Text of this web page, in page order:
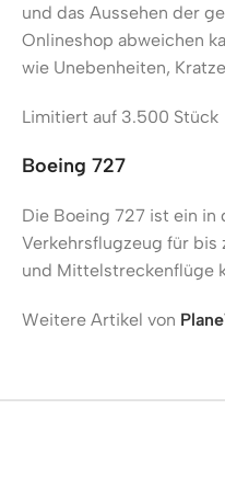
und das Aussehen der
Onlineshop abweichen
wie Unebenheiten,
Limitiert auf 3.500 Stück
Boeing 727
Die Boeing 727 ist ein in
Verkehrsflugzeug für bis
und Mittelstreckenflüge
Weitere Artikel von